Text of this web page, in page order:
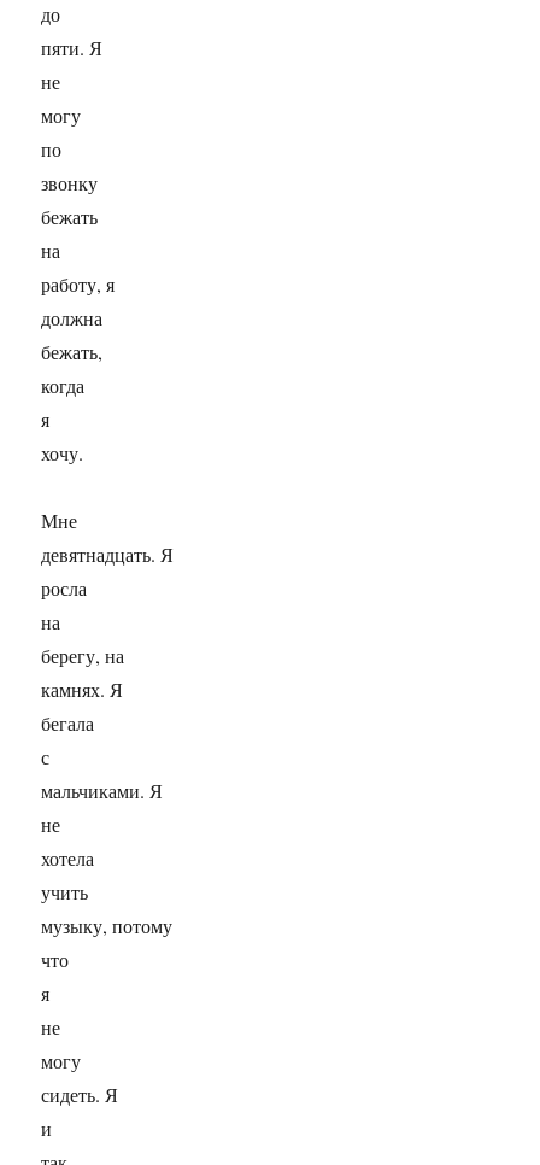
до
пяти. Я
не
могу
по
звонку
бежать
на
работу, я
должна
бежать,
когда
я
хочу.
Мне
девятнадцать. Я
росла
на
берегу, на
камнях. Я
бегала
с
мальчиками. Я
не
хотела
учить
музыку, потому
что
я
не
могу
сидеть. Я
и